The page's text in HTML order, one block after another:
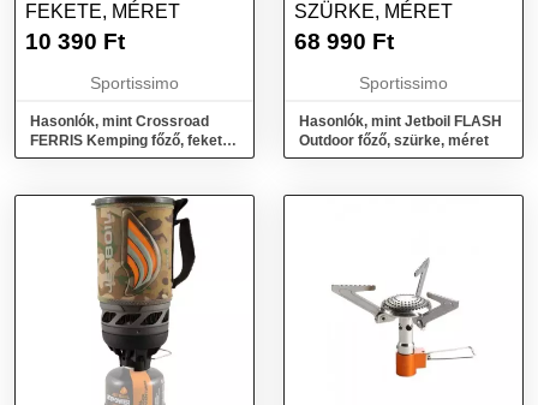
FEKETE, MÉRET
10 390 Ft
Sportissimo
Hasonlók, mint Crossroad
FERRIS Kemping főző, fekete,
méret
SZÜRKE, MÉRET
68 990 Ft
Sportissimo
Hasonlók, mint Jetboil FLASH
Outdoor főző, szürke, méret